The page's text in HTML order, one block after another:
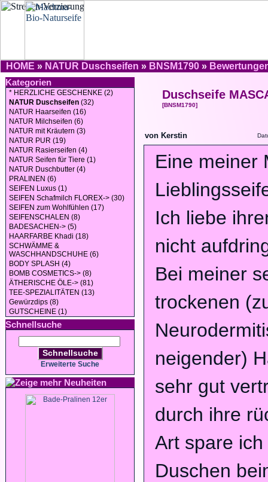
HOME » NATUR Duschseifen » BNSM1790 »
Kategorien
* HERZLICHE GESCHENKE (2)
NATUR Duschseifen (32)
NATUR Haarseifen (16)
NATUR Milchseifen (6)
NATUR mit Kräutern (3)
NATUR PUR (19)
NATUR Rasierseifen (4)
NATUR Seifen für Tiere (1)
NATUR Duschbutter (4)
PRALINEN (6)
SEIFEN Luxus (1)
SEIFEN Schafmilch FLOREX-> (30)
SEIFEN zum Wohlfühlen (17)
SEIFENSCHALEN (8)
BADESACHEN-> (5)
HAARFARBE Khadi (18)
SCHWÄMME &
WASCHHANDSCHUHE (6)
BODY SPLASH (4)
BOMB COSMETICS-> (8)
ÄTHERISCHE ÖLE-> (81)
TEE-SPEZIALITÄTEN (13)
Gewürzdips (8)
GUTSCHEINE (1)
Schnellsuche
Schnellsuche
Erweiterte Suche
Neuheiten
Duschseife
[BNSM1790]
von Kerstin
Eine meiner
Ich liebe
nicht
Bei meiner
trockenen
neigender)
sehr gut
durch ihre
Art spare
Duschen